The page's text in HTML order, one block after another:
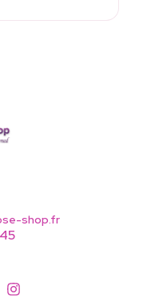
shop.fr